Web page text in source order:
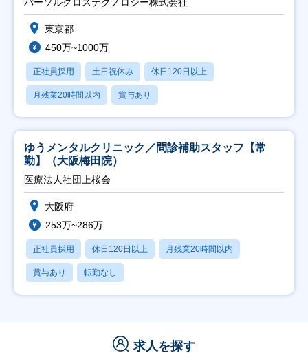
東京都
450万~1000万
正社員採用 土日祝休み 休日120日以上
月残業20時間以内 賞与あり
ゆうメンタルクリニック／問診補助スタッフ【常
勤】（大阪梅田院）
医療法人社団上桜会
大阪府
253万~286万
正社員採用 休日120日以上 月残業20時間以内
賞与あり 転勤なし
求人を探す